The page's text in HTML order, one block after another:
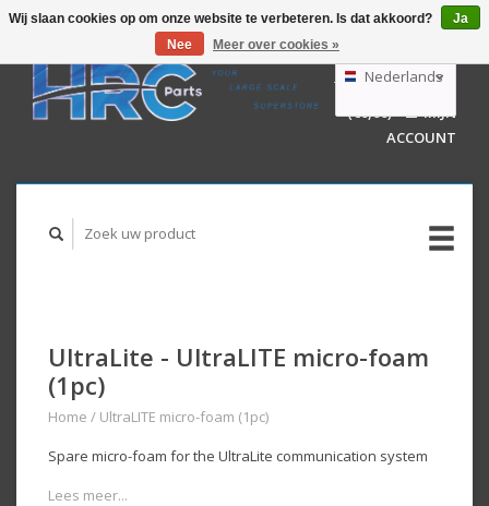
GBP
AUD
Nederlands
Deutsch
English
WINKELWAGEN
(€0,00)
MIJN
ACCOUNT
UltraLite - UltraLITE micro-foam
(1pc)
Home / UltraLITE micro-foam (1pc)
Spare micro-foam for the UltraLite communication system
Lees meer...
Wij slaan cookies op om onze website te verbeteren. Is dat akkoord?
Ja
Nee
Meer over cookies »